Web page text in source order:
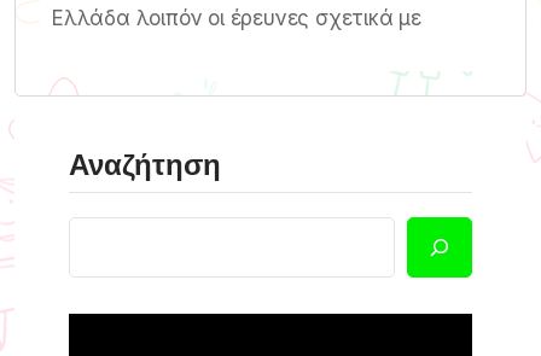
Ελλάδα λοιπόν οι έρευνες σχετικά με
Αναζήτηση